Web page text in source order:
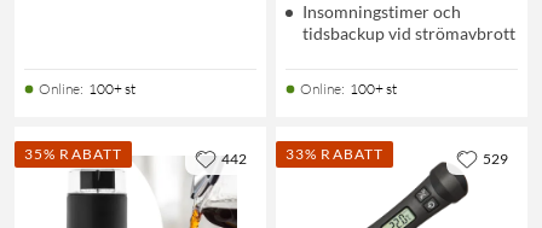
Online: 100+ st
Insomningstimer och
tidsbackup vid strömavbrott
Online: 100+ st
35% RABATT 442 33% RABATT 529